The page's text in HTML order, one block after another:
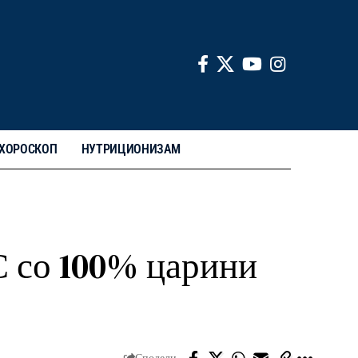
НУТРИЦИОНИЗАМ
100% царини